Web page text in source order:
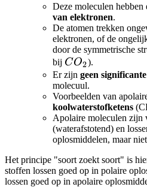
Deze moleculen hebben
van elektronen.
De atomen trekken
elektronen, of de
door de symmetrische
bij CO_2
CO2).
Er zijn geen
molecuul.
Voorbeelden van
koolwaterstofketens
Apolaire moleculen zijn
(waterafstotend) en
oplosmiddelen, maar
Het principe "soort zoekt soort" is
stoffen lossen goed op in polaire
lossen goed op in apolaire